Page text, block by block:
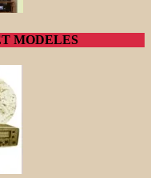
MODELES